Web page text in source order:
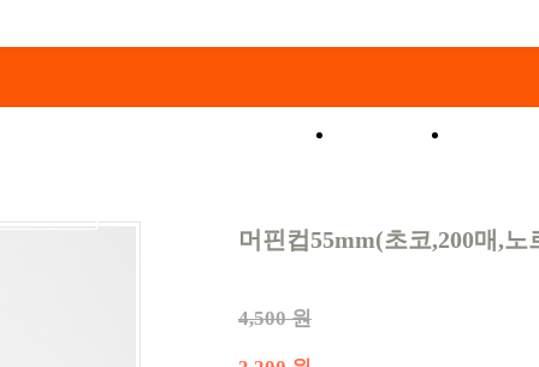
머핀컵55mm(초코,200매,노
4,500 원